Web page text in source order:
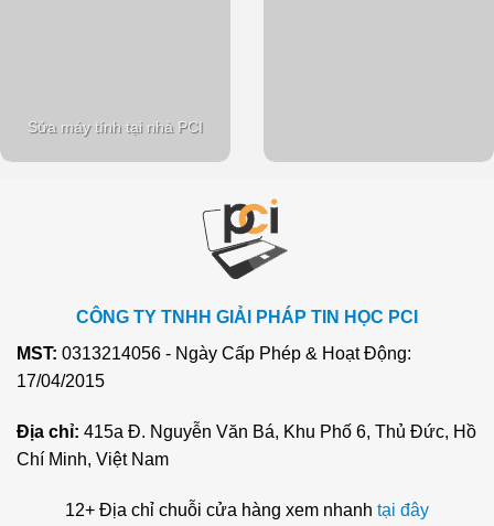
Sửa máy tính tại nhà PCI
CÔNG TY TNHH GIẢI PHÁP TIN HỌC PCI
MST: 0313214056 - Ngày Cấp Phép & Hoạt Động:
17/04/2015
Địa chỉ: 415a Đ. Nguyễn Văn Bá, Khu Phố 6, Thủ Đức, Hồ
Chí Minh, Việt Nam
12+ Địa chỉ chuỗi cửa hàng xem nhanh tại đây